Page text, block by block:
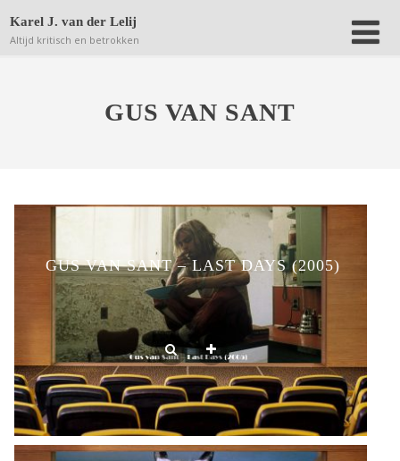
Karel J. van der Lelij
Altijd kritisch en betrokken
GUS VAN SANT
GUS VAN SANT – LAST DAYS (2005)
jouw computer om achteraf anonieme bezoekersaantallen
terug te kunnen vinden.